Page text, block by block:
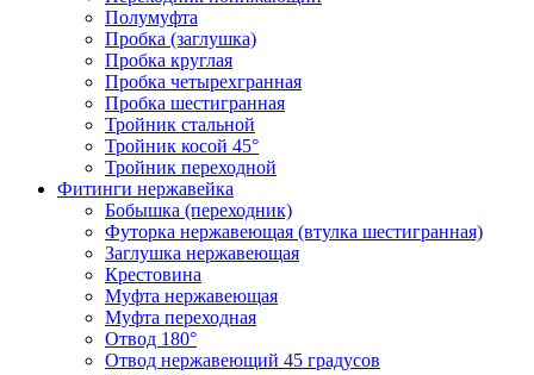
Полумуфта
Пробка (заглушка)
Пробка круглая
Пробка четырехгранная
Пробка шестигранная
Тройник стальной
Тройник косой 45°
Тройник переходной
Фитинги нержавейка
Бобышка (переходник)
Футорка нержавеющая (втулка шестигранная)
Заглушка нержавеющая
Крестовина
Муфта нержавеющая
Муфта переходная
Отвод 180°
Отвод нержавеющий 45 градусов